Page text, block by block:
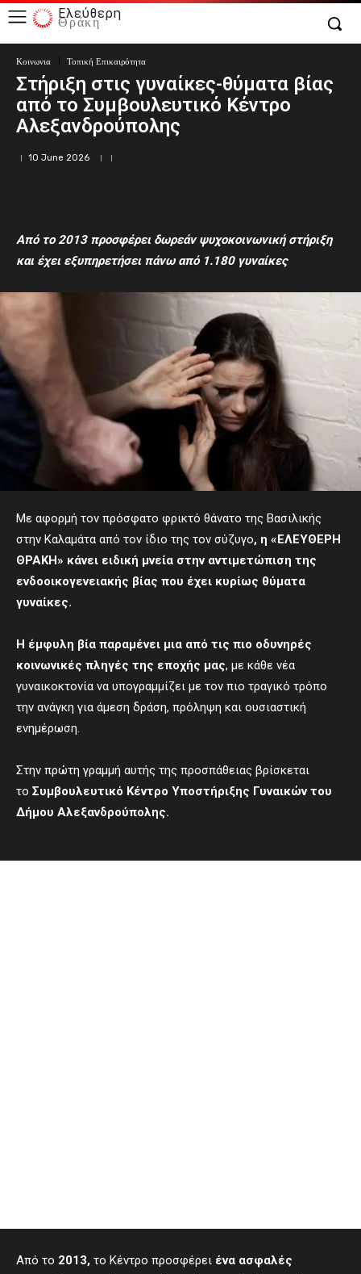
Ελεύθερη
Θράκη
Κοινωνια Τοπική Επικαιρότητα
Στήριξη στις γυναίκες-θύματα βίας
από το Συμβουλευτικό Κέντρο
Αλεξανδρούπολης
10 June 2026
Από το 2013 προσφέρει δωρεάν ψυχοκοινωνική στήριξη
και έχει εξυπηρετήσει πάνω από 1.180 γυναίκες
Με αφορμή τον πρόσφατο φρικτό θάνατο της Βασιλικής
στην Καλαμάτα από τον ίδιο της τον σύζυγο, η «ΕΛΕΥΘΕΡΗ
ΘΡΑΚΗ» κάνει ειδική μνεία στην αντιμετώπιση της
ενδοοικογενειακής βίας που έχει κυρίως θύματα
γυναίκες.
Η έμφυλη βία παραμένει μια από τις πιο οδυνηρές
κοινωνικές πληγές της εποχής μας, με κάθε νέα
γυναικοκτονία να υπογραμμίζει με τον πιο τραγικό τρόπο
την ανάγκη για άμεση δράση, πρόληψη και ουσιαστική
ενημέρωση.
Στην πρώτη γραμμή αυτής της προσπάθειας βρίσκεται
το Συμβουλευτικό Κέντρο Υποστήριξης Γυναικών του
Δήμου Αλεξανδρούπολης.
Από το 2013, το Κέντρο προσφέρει ένα ασφαλές